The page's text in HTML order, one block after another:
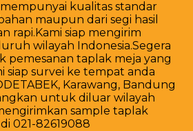
kualitas standar
maupun dari segi hasil
rapi.Kami siap mengirim
wilayah Indonesia.Segera
pemesanan taplak meja yang
siap survei ke tempat anda
Karawang, Bandung
untuk diluar wilayah
sample taplak
021-82619088